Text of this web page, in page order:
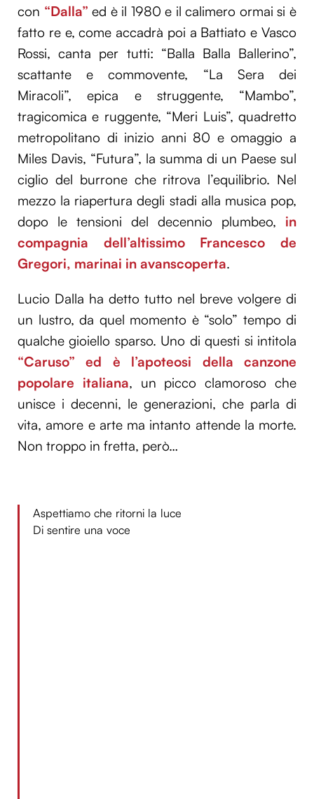
con “Dalla” ed è il 1980 e il calimero ormai si è
fatto re e, come accadrà poi a Battiato e Vasco
Rossi, canta per tutti: “Balla Balla Ballerino”,
scattante e commovente, “La Sera dei
Miracoli”, epica e struggente, “Mambo”,
tragicomica e ruggente, “Meri Luis”, quadretto
metropolitano di inizio anni 80 e omaggio a
Miles Davis, “Futura”, la summa di un Paese sul
ciglio del burrone che ritrova l’equilibrio. Nel
mezzo la riapertura degli stadi alla musica pop,
dopo le tensioni del decennio plumbeo, in
compagnia dell’altissimo Francesco de
Gregori, marinai in avanscoperta.
Lucio Dalla ha detto tutto nel breve volgere di
un lustro, da quel momento è “solo” tempo di
qualche gioiello sparso. Uno di questi si intitola
“Caruso” ed è l’apoteosi della canzone
popolare italiana, un picco clamoroso che
unisce i decenni, le generazioni, che parla di
vita, amore e arte ma intanto attende la morte.
Non troppo in fretta, però…
Aspettiamo che ritorni la luce
Di sentire una voce